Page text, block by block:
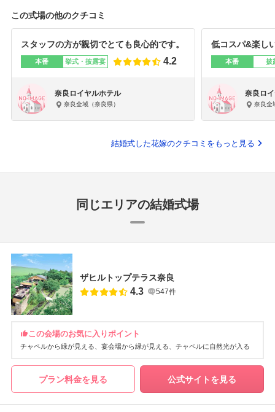
この式場の他のクチコミ
スタッフの方が親切でとても良心的です。
本番 挙式・披露宴 4.2
奈良ロイヤルホテル
奈良全域（奈良県）
低コスパ&楽し
本番 披
奈良ロ
奈良全
結婚式した花嫁のクチコミをもっと見る
同じエリアの結婚式場
ザヒルトップテラス奈良
4.3 547件
この会場のお気に入りポイント
チャペルから緑が見える 宴会場から緑が見える チャペルに自然光が入る
プラン料金を見る 公式サイトを見る